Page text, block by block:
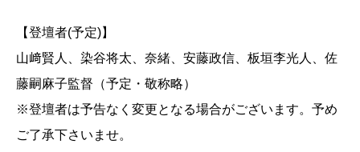
【登壇者(予定)】
山﨑賢人、染谷将太、奈緒、安藤政信、板垣李光人、佐
藤嗣麻子監督（予定・敬称略）
※登壇者は予告なく変更となる場合がございます。予め
ご了承下さいませ。